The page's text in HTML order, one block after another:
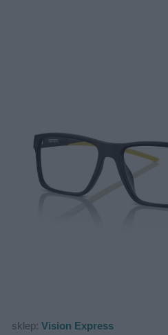
sklep: Vision Express